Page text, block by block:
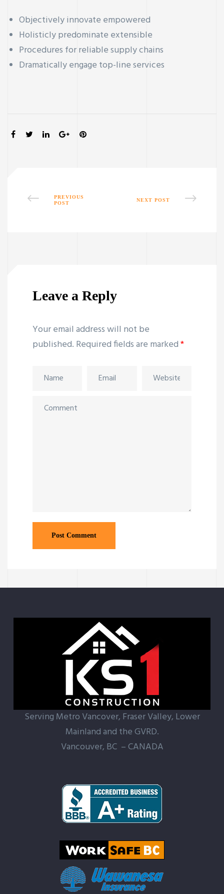
Objectively innovate empowered
Holisticly predominate extensible
Procedures for reliable supply chains
Dramatically engage top-line services
SHARE:
PREVIOUS
POST
NEXT POST
Leave a Reply
Your email address will not be
published. Required fields are marked*
Serving Metro Vancover, Fraser Valley, Lower
Mainland and the GVRD.
Vancouver, BC – CANADA